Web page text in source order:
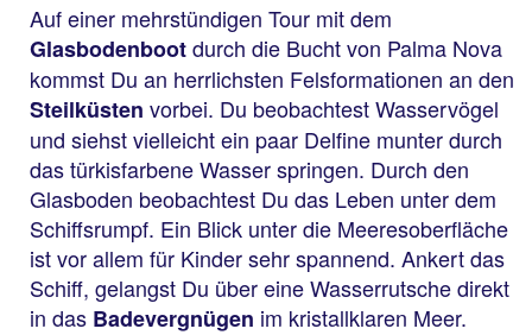
Auf einer mehrstündigen Tour mit dem
Glasbodenbootdurch die Bucht von Palma Nova
kommst Du an herrlichsten Felsformationen an den
Steilküsten vorbei. Du beobachtest Wasservögel
und siehst vielleicht ein paar Delfine munter durch
das türkisfarbene Wasser springen. Durch den
Glasboden beobachtest Du das Leben unter dem
Schiffsrumpf. Ein Blick unter die Meeresoberfläche
ist vor allem für Kinder sehr spannend. Ankert das
Schiff, gelangst Du über eine Wasserrutsche direkt
in das Badevergnügen im kristallklaren Meer.